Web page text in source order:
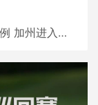
入紧急状态